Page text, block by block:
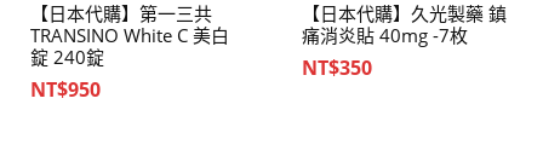
【日本代購】第一三共
TRANSINO White C 美白
錠 240錠
NT$950
【日本代購】久光製藥 鎮
痛消炎貼 40mg -7枚
NT$350